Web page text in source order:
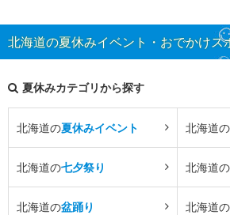
北海道の夏休みイベント・おでかけス
夏休みカテゴリから探す
北海道の夏休みイベント 北海道の
北海道の七夕祭り 北海道の
北海道の盆踊り 北海道の